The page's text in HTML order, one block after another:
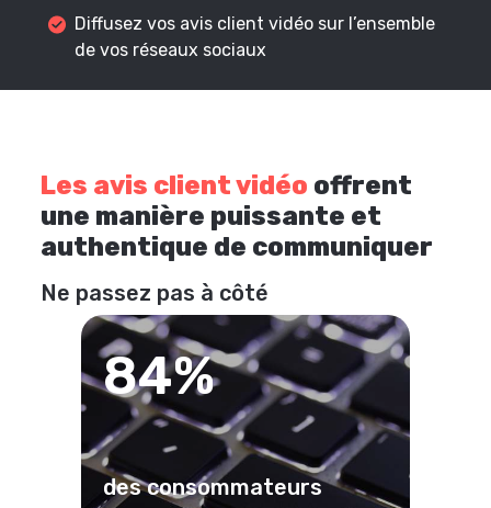
Diffusez vos avis client vidéo sur l’ensemble
de vos réseaux sociaux
Les avis client vidéo offrent
une manière puissante et
authentique de communiquer
Ne passez pas à côté
84%
des consommateurs